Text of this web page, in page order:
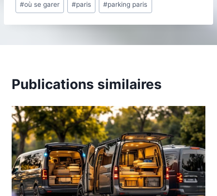
la#où se garer #paris #parking paris
Publications similaires